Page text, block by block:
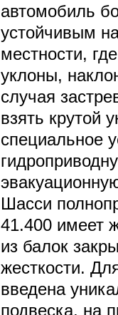
автомобиль
устойчивым
местности,
уклоны,
случая
взять крутой
специальное
Шасси
41.400 имеет
из балок
жесткости.
введена
подвеска, на